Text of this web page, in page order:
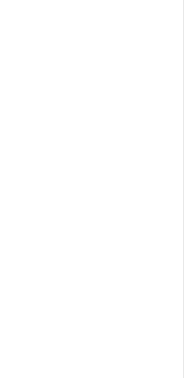
）形成互补，多头力
时，加大对创业板
益率767.2%，风险